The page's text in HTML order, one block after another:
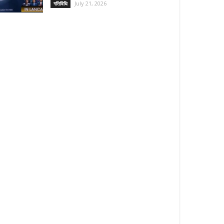
गतिविधि July 21, 2026